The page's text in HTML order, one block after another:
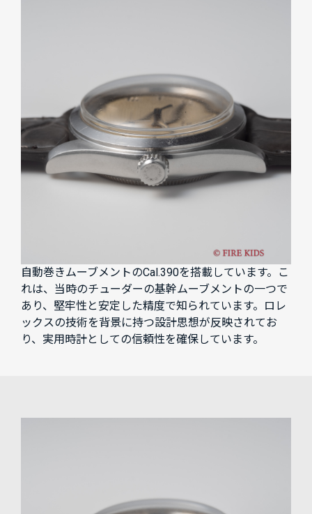
自動巻きムーブメントのCal.390を搭載しています。こ
れは、当時のチューダーの基幹ムーブメントの一つで
あり、堅牢性と安定した精度で知られています。ロレ
ックスの技術を背景に持つ設計思想が反映されてお
り、実用時計としての信頼性を確保しています。